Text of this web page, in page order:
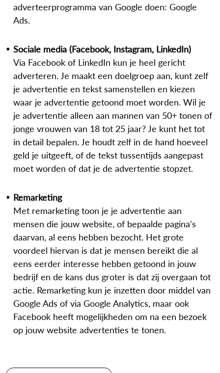
adverteerprogramma van Google doen: Google
Ads.
Sociale media (Facebook, Instagram, LinkedIn)
Via Facebook of LinkedIn kun je heel gericht
adverteren. Je maakt een doelgroep aan, kunt zelf
je advertentie en tekst samenstellen en kiezen
waar je advertentie getoond moet worden. Wil je
je advertentie alleen aan mannen van 50+ tonen of
jonge vrouwen van 18 tot 25 jaar? Je kunt het tot
in detail bepalen. Je houdt zelf in de hand hoeveel
geld je uitgeeft, of de tekst tussentijds aangepast
moet worden of dat je de advertentie stopzet.
Remarketing
Met remarketing toon je je advertentie aan
mensen die jouw website, of bepaalde pagina's
daarvan, al eens hebben bezocht. Het grote
voordeel hiervan is dat je mensen bereikt die al
eens eerder interesse hebben getoond in jouw
bedrijf en de kans dus groter is dat zij overgaan tot
actie. Remarketing kun je inzetten door middel van
Google Ads of via Google Analytics, maar ook
Facebook heeft mogelijkheden om na een bezoek
op jouw website advertenties te tonen.